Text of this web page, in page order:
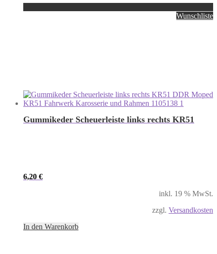
Wunschliste
Gummikeder Scheuerleiste links rechts KR51
6,20 €
inkl. 19 % MwSt.
zzgl. Versandkosten
In den Warenkorb